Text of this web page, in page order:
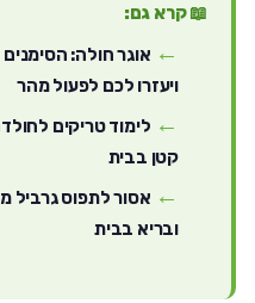
📖 קרא גם:
אוגר חולה: הסימנים
ויעזרו לכם לפעול מהר
לימוד טריקים
קטן בבית
אסור לתפוס גרביל
ובריא בבית